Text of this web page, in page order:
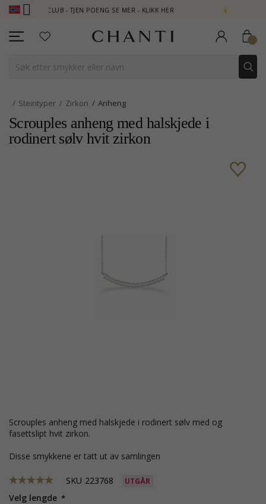
CLUB - TJEN POENG SE MER - KLIKK HER NEW COLLECTION |
Steintyper Zirkon Anheng
Scrouples anheng med halskjede i
rodinert sølv hvit zirkon
Scrouples anheng med halskjede i rodinert sølv med og
fasettslipt hvit zirkon.
Disse smykkene er tatt ut av samlingen
SKU 223768 UTGÅR
Velg lengde